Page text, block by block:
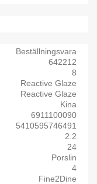
Beställningsvara
642212
8
Reactive Glaze
Reactive Glaze
Kina
6911100090
5410595746491
2.2
24
Porslin
4
Fine2Dine